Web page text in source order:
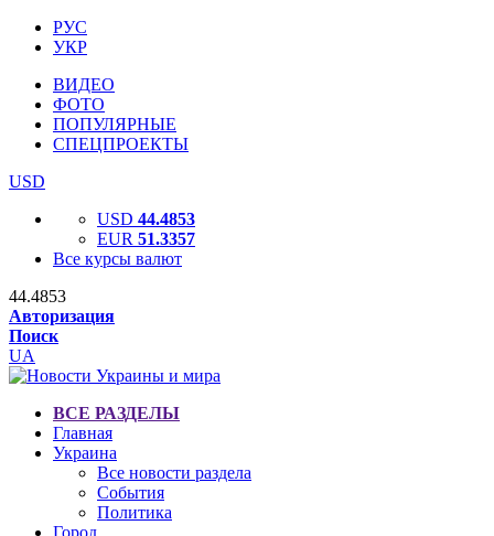
РУС
УКР
ВИДЕО
ФОТО
ПОПУЛЯРНЫЕ
СПЕЦПРОЕКТЫ
USD
USD 44.4853
EUR 51.3357
Все курсы валют
44.4853
Авторизация
Поиск
UA
ВСЕ РАЗДЕЛЫ
Главная
Украина
Все новости раздела
События
Политика
Город